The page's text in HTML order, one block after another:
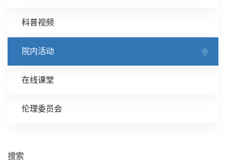
科普视频
院内活动
在线课堂
伦理委员会
搜索